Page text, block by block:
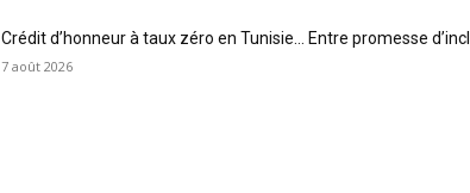
Crédit d’honneur à taux zéro en Tunisie… Entre promesse
7 août 2026